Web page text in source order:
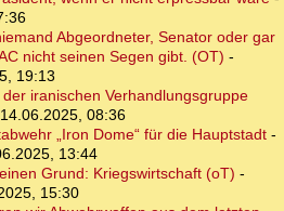
Abgeordneter, Senator oder gar
nicht seinen Segen gibt. (OT) -
19:13
iranischen Verhandlungsgruppe
14.06.2025, 08:36
„Iron Dome“ für die Hauptstadt-
13:44
Grund: Kriegswirtschaft (oT) -
15:30